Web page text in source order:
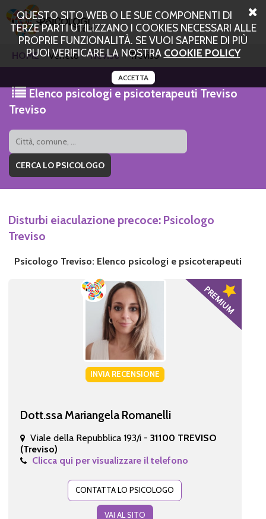
QUESTO SITO WEB O LE SUE COMPONENTI DI
TERZE PARTI UTILIZZANO I COOKIES NECESSARI ALLE
PROPRIE FUNZIONALITÀ. SE VUOI SAPERNE DI PIÙ
PUOI VERIFICARE LA NOSTRA COOKIE POLICY
ACCETTA
HOME Veneto Treviso Treviso
Elenco psicologi e psicoterapeuti Treviso
Treviso
Disturbi eiaculazione precoce: Psicologo
Treviso
Psicologo Treviso: Elenco psicologi e psicoterapeuti
INVIA RECENSIONE
Dott.ssa Mariangela Romanelli
Viale della Repubblica 193/i - 31100 TREVISO
(Treviso)
Clicca qui per visualizzare il telefono
CONTATTA LO PSICOLOGO
VAI AL SITO